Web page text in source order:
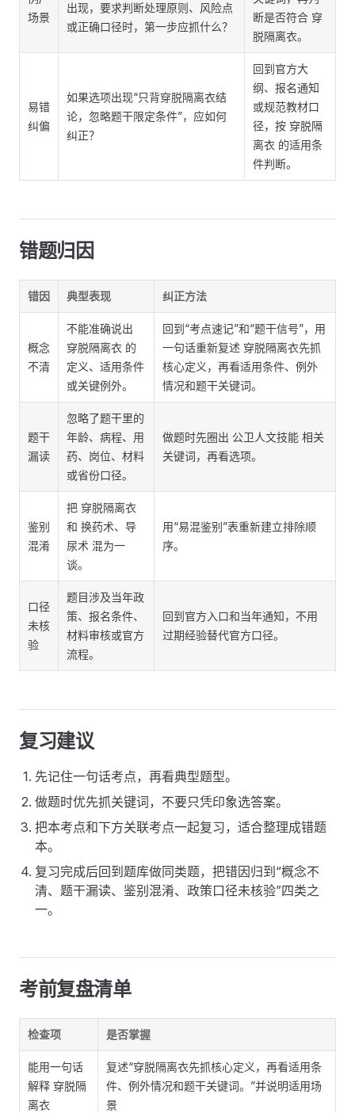
场景
出现，要求判断处理原则、风险点
或正确口径时，第一步应抓什么？
断是否符合 穿
脱隔离衣。
易错
纠偏
如果选项出现“只背穿脱隔离衣结
论，忽略题干限定条件”，应如何
纠正？
回到官方大
纲、报名通知
或规范教材口
径，按 穿脱隔
离衣 的适用条
件判断。
错题归因
错因 典型表现 纠正方法
概念
不清
不能准确说出
穿脱隔离衣 的
定义、适用条件
或关键例外。
回到“考点速记”和“题干信号”，用
一句话重新复述 穿脱隔离衣先抓
核心定义，再看适用条件、例外
情况和题干关键词。
题干
漏读
忽略了题干里的
年龄、病程、用
药、岗位、材料
或省份口径。
做题时先圈出 公卫人文技能 相关
关键词，再看选项。
鉴别
混淆
把 穿脱隔离衣
和 换药术、导
尿术 混为一
谈。
用“易混鉴别”表重新建立排除顺
序。
口径
未核
验
题目涉及当年政
策、报名条件、
材料审核或官方
流程。
回到官方入口和当年通知，不用
过期经验替代官方口径。
复习建议
先记住一句话考点，再看典型题型。
做题时优先抓关键词，不要只凭印象选答案。
把本考点和下方关联考点一起复习，适合整理成错题
本。
复习完成后回到题库做同类题，把错因归到“概念不
清、题干漏读、鉴别混淆、政策口径未核验”四类之
一。
考前复盘清单
检查项 是否掌握
能用一句话
解释 穿脱隔
离衣
复述“穿脱隔离衣先抓核心定义，再看适用条
件、例外情况和题干关键词。”并说明适用场
景